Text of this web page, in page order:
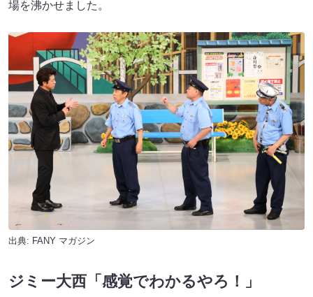
場を沸かせました。
出典: FANY マガジン
ジミー大西「感覚でわかるやろ！」